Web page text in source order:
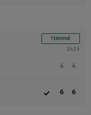
TERMINÉ
1h25
4 4
6 6